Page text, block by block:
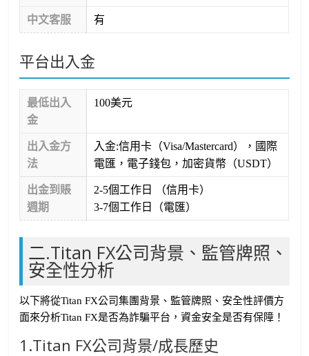
中文客服 有
平台出入金
最低出入
金
100美元
出入金方
法
入金:信用卡（Visa/Mastercard），國際
電匯，電子錢包，加密貨幣（USDT）
出金到賬
週期
2-5個工作日 （信用卡）
3-7個工作日（電匯）
二.Titan FX公司背景、監管牌照、
安全性分析
以下將從Titan FX公司集團背景、監管牌照、安全性評價方
面來分析Titan FX是否為詐騙平台，資金安全是否有保障！
1.Titan FX公司背景/成長歷史